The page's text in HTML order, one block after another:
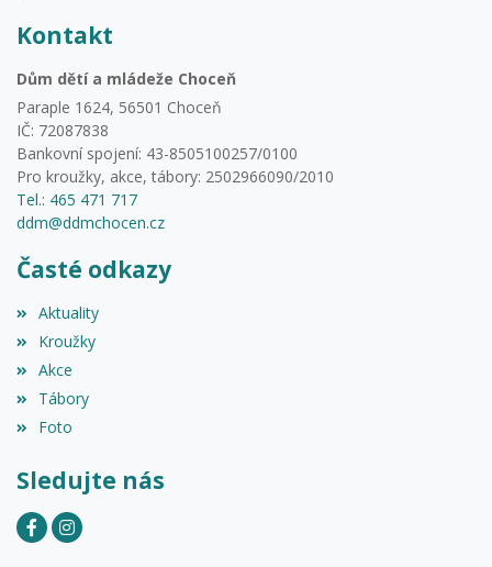
Kontakt
Dům dětí a mládeže Choceň
Paraple 1624, 56501 Choceň
IČ: 72087838
Bankovní spojení: 43-8505100257/0100
Pro kroužky, akce, tábory: 2502966090/2010
Tel.: 465 471 717
ddm@ddmchocen.cz
Časté odkazy
Aktuality
Kroužky
Akce
Tábory
Foto
Sledujte nás